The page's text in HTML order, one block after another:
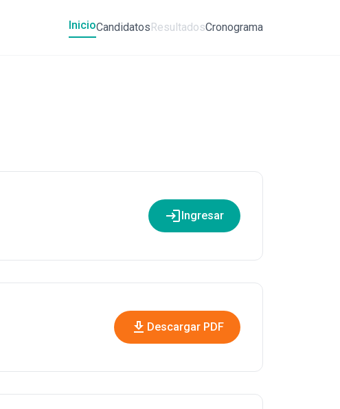
InicioCandidatosResultadosCronograma
loginIngresar
download Descargar PDF